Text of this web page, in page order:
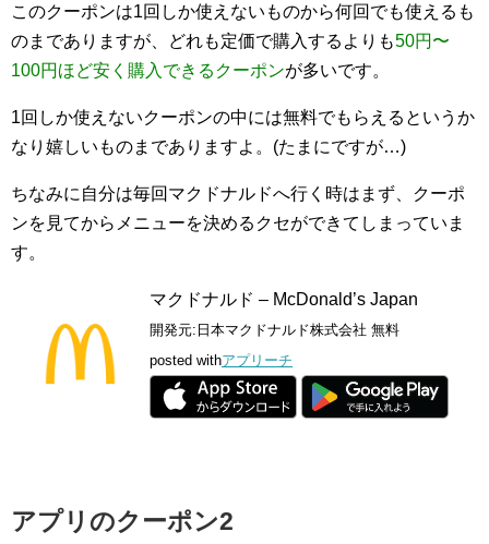
このクーポンは1回しか使えないものから何回でも使えるも
のまでありますが、どれも定価で購入するよりも50円〜
100円ほど安く購入できるクーポンが多いです。
1回しか使えないクーポンの中には無料でもらえるというか
なり嬉しいものまでありますよ。(たまにですが…)
ちなみに自分は毎回マクドナルドへ行く時はまず、クーポ
ンを見てからメニューを決めるクセができてしまっていま
す。
マクドナルド – McDonald’s Japan
開発元: 日本マクドナルド株式会社 無料
posted withアプリーチ
アプリのクーポン2